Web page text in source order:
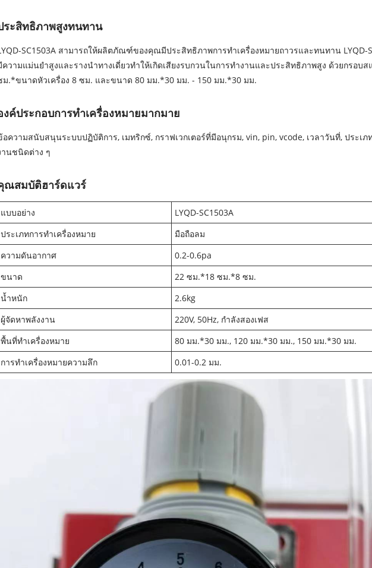
ระสิทธิภาพสูงทนทาน
SC1503A สามารถให้ผลิตภัณฑ์ของคุณมีประสิทธิภาพการทำเครื่องหมายถาวรและทนทาน LYQD-
ความแม่นยำสูงและรางนำทางเดี่ยวทำให้เกิดเสียงรบกวนในการทำงานและประสิทธิภาพสูง ด้วยกรอบ
ม.*ขนาดหัวเครื่อง 8 ซม. และขนาด 80 มม.*30 มม. - 150 มม.*30 มม.
งค์ประกอบการทำเครื่องหมายมากมาย
อความสนับสนุนระบบปฏิบัติการ, เมทริกซ์, กราฟเวกเตอร์ที่มีอนุกรม, vin, pin, vcode, เวลาวันที่, ประเ
านชนิดต่าง ๆ
ณสมบัติฮาร์ดแวร์
แบบอย่าง
LYQD-SC1503A
ประเภทการทำเครื่องหมาย
มือถือลม
ความดันอากาศ
0.2-0.6pa
ขนาด
22 ซม.*18 ซม.*8 ซม.
น้ำหนัก
2.6kg
ผู้จัดหาพลังงาน
220V, 50Hz, กำลังสองเฟส
พื้นที่ทำเครื่องหมาย
80 มม.*30 มม., 120 มม.*30 มม., 150 มม.*30 มม.
การทำเครื่องหมายความลึก
0.01-0.2 มม.